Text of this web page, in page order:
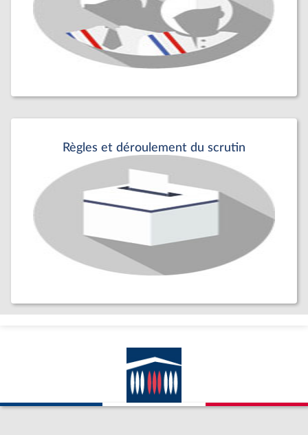
Règles et déroulement du scrutin